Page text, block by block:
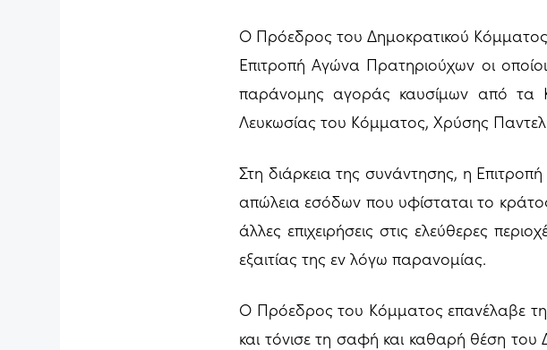
Ο Πρόεδρος του Δημοκρατικού
Επιτροπή Αγώνα Πρατηριούχων οι
παράνομης αγοράς καυσίμων από τα
Λευκωσίας του Κόμματος, Χρύσης
Στη διάρκεια της συνάντησης, η
απώλεια εσόδων που υφίσταται το
άλλες επιχειρήσεις στις ελεύθερες
εξαιτίας της εν λόγω παρανομίας.
Ο Πρόεδρος του Κόμματος επανέλαβε
και τόνισε τη σαφή και καθαρή θέση